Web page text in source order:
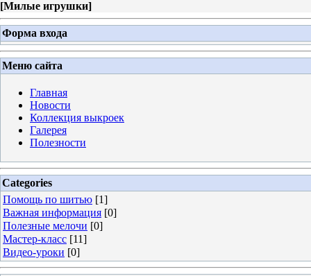
[Милые игрушки]
Форма входа
Меню сайта
Главная
Новости
Коллекция выкроек
Галерея
Полезности
Categories
Помощь по шитью [1]
Важная информация [0]
Полезные мелочи [0]
Мастер-класс [11]
Видео-уроки [0]